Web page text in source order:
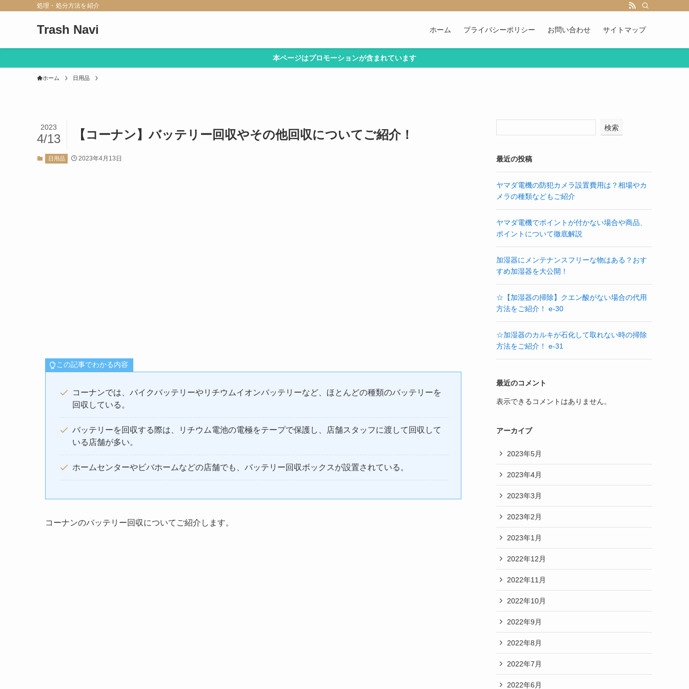
処理・処分方法を紹介
Trash Navi ホーム プライバシーポリシー お問い合わせ サイトマップ
本ページはプロモーションが含まれています
ホーム 日用品
【コーナン】バッテリー回収やその他回収についてご紹介！
2023
4/13
日用品 2023年4月13日
この記事でわかる内容
コーナンでは、バイクバッテリーやリチウムイオンバッテリーなど、ほとんどの種類のバッテリーを
回収している。
バッテリーを回収する際は、リチウム電池の電極をテープで保護し、店舗スタッフに渡して回収して
いる店舗が多い。
ホームセンターやビバホームなどの店舗でも、バッテリー回収ボックスが設置されている。
コーナンのバッテリー回収についてご紹介します。
検索
最近の投稿
ヤマダ電機の防犯カメラ設置費用は？相場やカ
メラの種類などもご紹介
ヤマダ電機でポイントが付かない場合や商品、
ポイントについて徹底解説
加湿器にメンテナンスフリーな物はある？おす
すめ加湿器を大公開！
☆【加湿器の掃除】クエン酸がない場合の代用
方法をご紹介！ e-30
☆加湿器のカルキが石化して取れない時の掃除
方法をご紹介！ e-31
最近のコメント
表示できるコメントはありません。
アーカイブ
2023年5月
2023年4月
2023年3月
2023年2月
2023年1月
2022年12月
2022年11月
2022年10月
2022年9月
2022年8月
2022年7月
2022年6月